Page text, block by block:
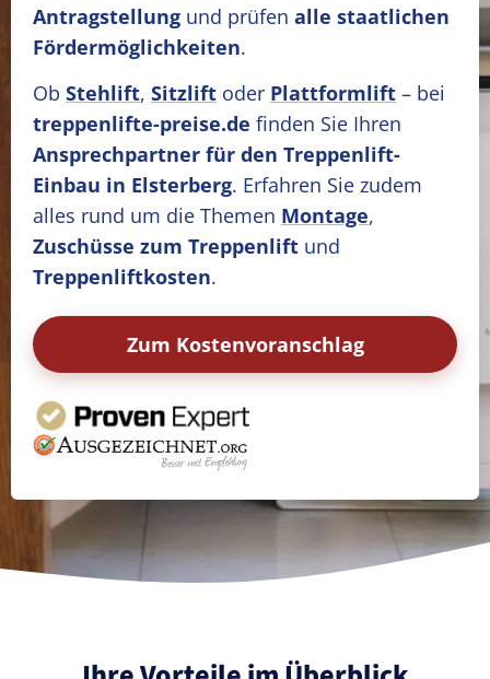
Antragstellung und prüfen alle staatlichen
Fördermöglichkeiten.
Ob Stehlift, Sitzlift oder Plattformlift – bei
treppenlifte-preise.de finden Sie Ihren
Ansprechpartner für den Treppenlift-
Einbau in Elsterberg. Erfahren Sie zudem
alles rund um die Themen Montage,
Zuschüsse zum Treppenlift und
Treppenliftkosten.
Zum Kostenvoranschlag